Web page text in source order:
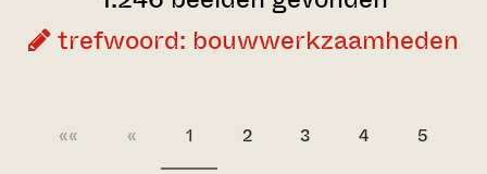
trefwoord: bouwwerkzaamheden
«« « 1 2 3 4 5